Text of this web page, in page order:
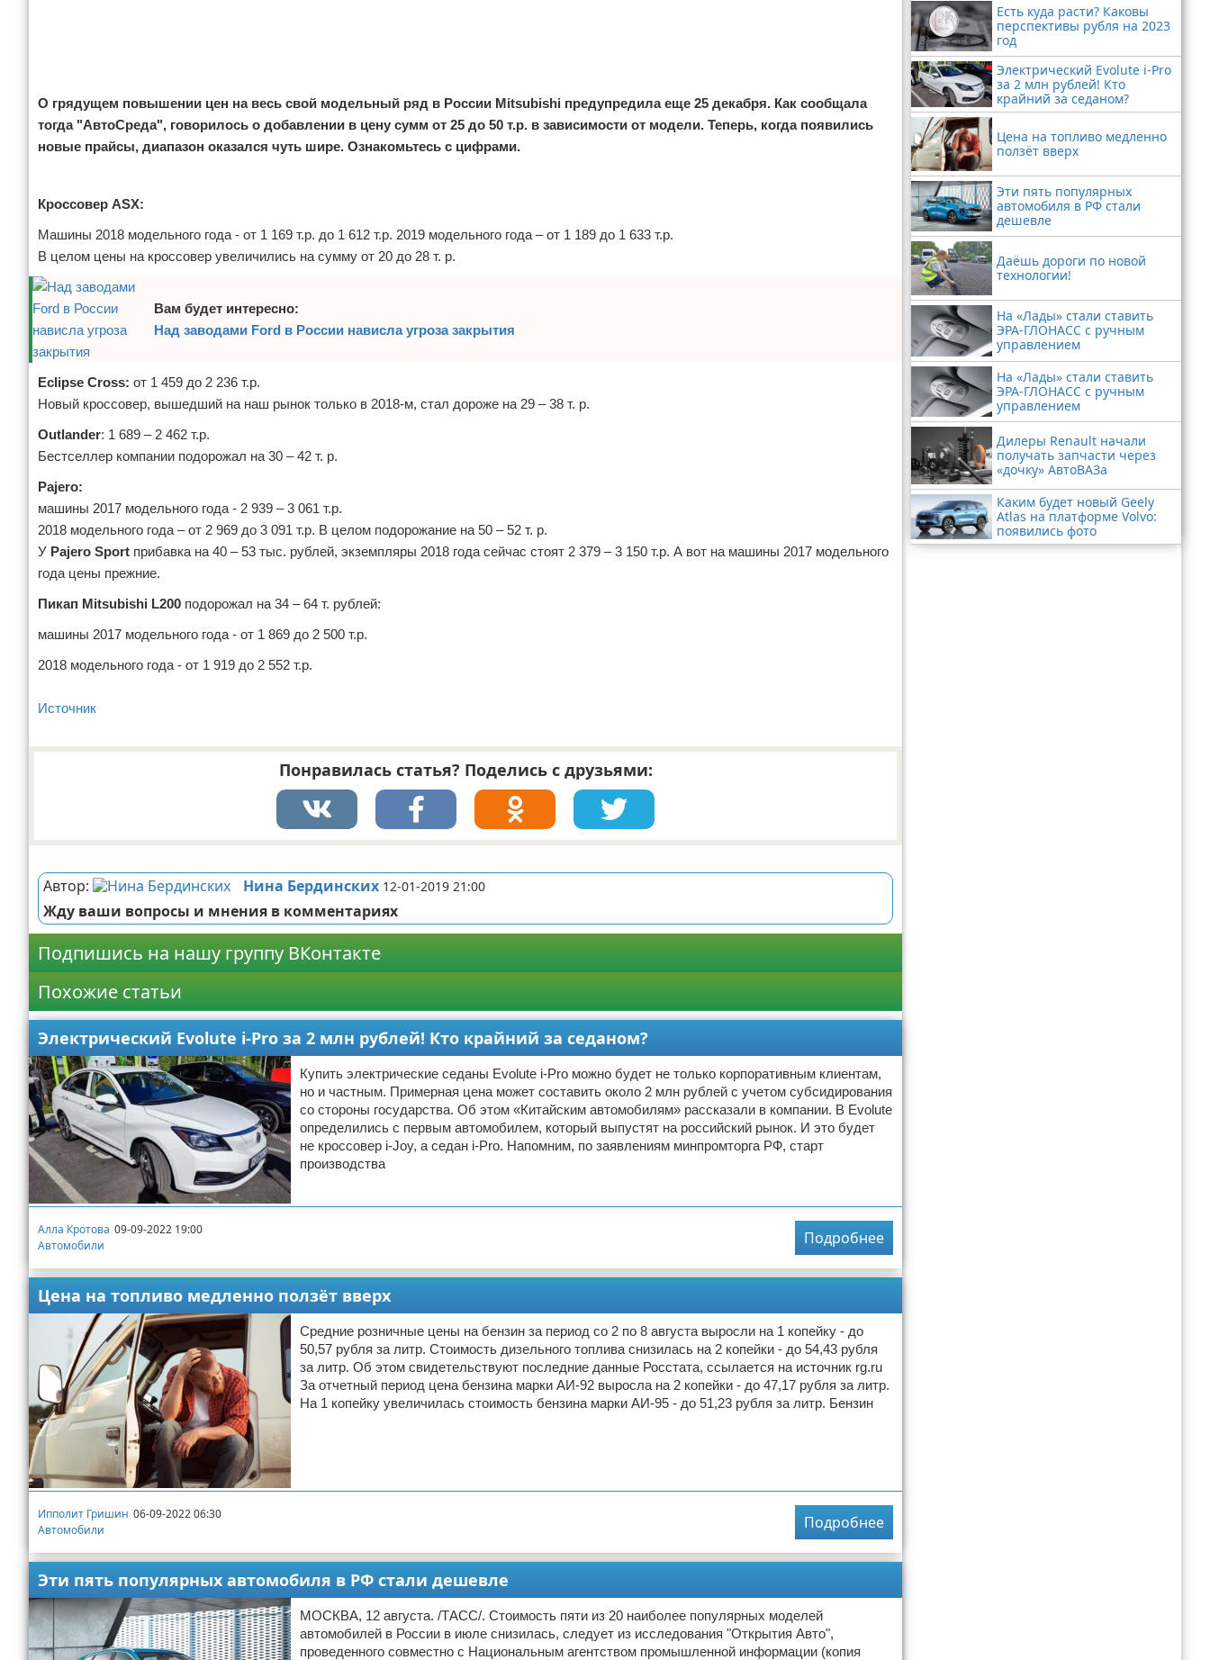
О грядущем повышении цен на весь свой модельный ряд в России Mitsubishi предупредила еще 25 декабря. Как сообщала
тогда "АвтоСреда", говорилось о добавлении в цену сумм от 25 до 50 т.р. в зависимости от модели. Теперь, когда появились
новые прайсы, диапазон оказался чуть шире. Ознакомьтесь с цифрами.
Кроссовер ASX:
Машины 2018 модельного года - от 1 169 т.р. до 1 612 т.р. 2019 модельного года – от 1 189 до 1 633 т.р.
В целом цены на кроссовер увеличились на сумму от 20 до 28 т. р.
Вам будет интересно:
Над заводами Ford в России нависла угроза закрытия
Eclipse Cross: от 1 459 до 2 236 т.р.
Новый кроссовер, вышедший на наш рынок только в 2018-м, стал дороже на 29 – 38 т. р.
Outlander: 1 689 – 2 462 т.р.
Бестселлер компании подорожал на 30 – 42 т. р.
Pajero:
машины 2017 модельного года - 2 939 – 3 061 т.р.
2018 модельного года – от 2 969 до 3 091 т.р. В целом подорожание на 50 – 52 т. р.
У Pajero Sport прибавка на 40 – 53 тыс. рублей, экземпляры 2018 года сейчас стоят 2 379 – 3 150 т.р. А вот на машины 2017 модельного
года цены прежние.
Пикап Mitsubishi L200 подорожал на 34 – 64 т. рублей:
машины 2017 модельного года - от 1 869 до 2 500 т.р.
2018 модельного года - от 1 919 до 2 552 т.р.
Источник
Понравилась статья? Поделись с друзьями:
Автор: Нина Бердинских 12-01-2019 21:00
Жду ваши вопросы и мнения в комментариях
Подпишись на нашу группу ВКонтакте
Похожие статьи
Электрический Evolute i-Pro за 2 млн рублей! Кто крайний за седаном?
Купить электрические седаны Evolute i-Pro можно будет не только корпоративным клиентам,
но и частным. Примерная цена может составить около 2 млн рублей с учетом субсидирования
со стороны государства. Об этом «Китайским автомобилям» рассказали в компании. В Evolute
определились с первым автомобилем, который выпустят на российский рынок. И это будет
не кроссовер i-Joy, а седан i-Pro. Напомним, по заявлениям минпромторга РФ, старт
производства
Алла Кротова 09-09-2022 19:00
Автомобили
Подробнее
Цена на топливо медленно ползёт вверх
Средние розничные цены на бензин за период со 2 по 8 августа выросли на 1 копейку - до
50,57 рубля за литр. Стоимость дизельного топлива снизилась на 2 копейки - до 54,43 рубля
за литр. Об этом свидетельствуют последние данные Росстата, ссылается на источник rg.ru
За отчетный период цена бензина марки АИ-92 выросла на 2 копейки - до 47,17 рубля за литр.
На 1 копейку увеличилась стоимость бензина марки АИ-95 - до 51,23 рубля за литр. Бензин
Ипполит Гришин 06-09-2022 06:30
Автомобили
Подробнее
Эти пять популярных автомобиля в РФ стали дешевле
МОСКВА, 12 августа. /ТАСС/. Стоимость пяти из 20 наиболее популярных моделей
автомобилей в России в июле снизилась, следует из исследования "Открытия Авто",
проведенного совместно с Национальным агентством промышленной информации (копия
Есть куда расти? Каковы
перспективы рубля на 2023
год
Электрический Evolute i-Pro
за 2 млн рублей! Кто
крайний за седаном?
Цена на топливо медленно
ползёт вверх
Эти пять популярных
автомобиля в РФ стали
дешевле
Даёшь дороги по новой
технологии!
На «Лады» стали ставить
ЭРА-ГЛОНАСС с ручным
управлением
На «Лады» стали ставить
ЭРА-ГЛОНАСС с ручным
управлением
Дилеры Renault начали
получать запчасти через
«дочку» АвтоВАЗа
Каким будет новый Geely
Atlas на платформе Volvo:
появились фото